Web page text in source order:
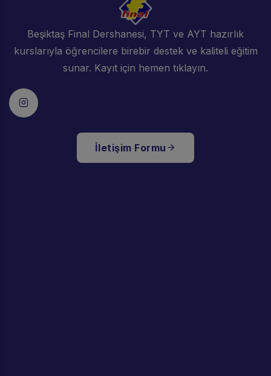
Beşiktaş Final Dershanesi, TYT ve AYT hazırlık
kurslarıyla öğrencilere birebir destek ve kaliteli eğitim
sunar. Kayıt için hemen tıklayın.
İletişim Formu